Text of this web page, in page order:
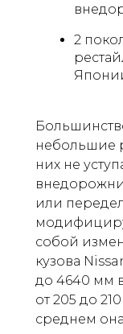
2
небольшие
них не
или
собой
кузова
до 4640 мм
от 205 до
среднем она